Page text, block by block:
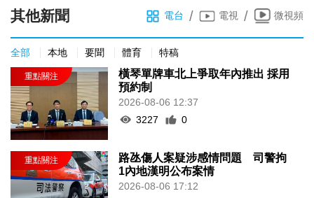
其他新聞 電台 / 電視 / 微視頻
全部 本地 要聞 體育 特稿
橫琴單牌車北上爭取年內推出 採用
預約制
2026-08-06 12:37
3227
0
路氹傷人案疑涉感情問題 司警拘
1內地漢明公布案情
2026-08-06 17:12